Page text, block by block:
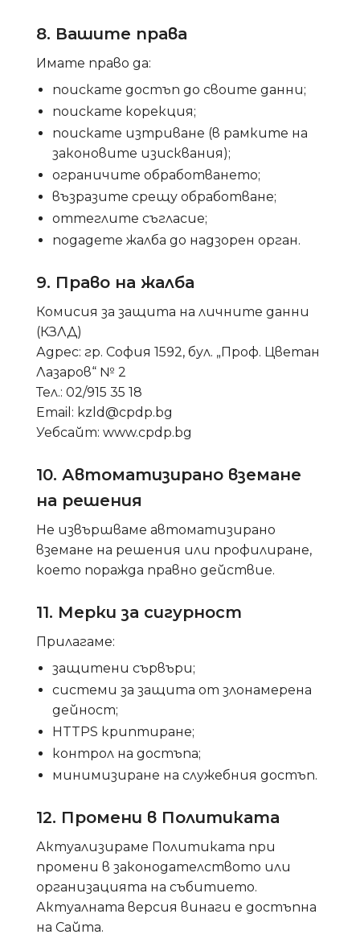
8. Вашите права
Имате право да:
поискате достъп до своите данни;
поискате корекция;
поискате изтриване (в рамките на
законовите изисквания);
ограничите обработването;
възразите срещу обработване;
оттеглите съгласие;
подадете жалба до надзорен орган.
9. Право на жалба
Комисия за защита на личните данни
(КЗЛД)
Адрес: гр. София 1592, бул. „Проф. Цветан
Лазаров“ № 2
Тел.: 02/915 35 18
Email: kzld@cpdp.bg
Уебсайт: www.cpdp.bg
10. Автоматизирано вземане
на решения
Не извършваме автоматизирано
вземане на решения или профилиране,
което поражда правно действие.
11. Мерки за сигурност
Прилагаме:
защитени сървъри;
системи за защита от злонамерена
дейност;
HTTPS криптиране;
контрол на достъпа;
минимизиране на служебния достъп.
12. Промени в Политиката
Актуализираме Политиката при
промени в законодателството или
организацията на събитието.
Актуалната версия винаги е достъпна
на Сайта.